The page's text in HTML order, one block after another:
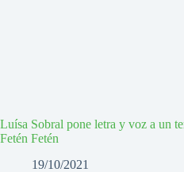
Luísa Sobral pone letra y voz a un
Fetén Fetén
19/10/2021